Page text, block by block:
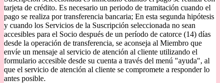
tarjeta de crédito. Es necesario un periodo de tramitación cuando el
pago se realiza por transferencia bancaria; En esta segunda hipótesis
y cuando los Servicios de la Suscripción seleccionada no sean
accesibles para el Socio después de un período de catorce (14) días
desde la operación de transferencia, se aconseja al Miembro que
envíe un mensaje al servicio de atención al cliente utilizando el
formulario accesible desde su cuenta a través del menú "ayuda", al
que el servicio de atención al cliente se compromete a responder lo
antes posible.